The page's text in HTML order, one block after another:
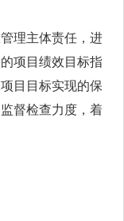
理主体责任，进
项目绩效目标指
目目标实现的保
督检查力度，着